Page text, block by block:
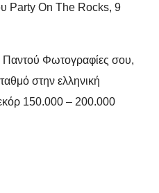
Party On The Rocks, 9
Φωτογραφίες σου,
στην ελληνική
150.000 – 200.000